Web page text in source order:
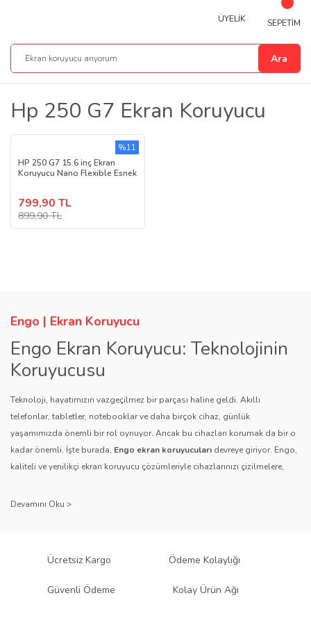
Ara
ÜYELİK SEPETİM
Hp 250 G7 Ekran Koruyucu
HP 250 G7 15.6 inç Ekran
Koruyucu Nano Flexible Esnek
799,90 TL
899,90 TL
%11
Engo | Ekran Koruyucu
Engo Ekran Koruyucu: Teknolojinin
Koruyucusu
Teknoloji, hayatımızın vazgeçilmez bir parçası haline geldi. Akıllı
telefonlar, tabletler, notebooklar ve daha birçok cihaz, günlük
yaşamımızda önemli bir rol oynuyor. Ancak bu cihazları korumak da bir o
kadar önemli. İşte burada, Engo ekran koruyucuları devreye giriyor. Engo,
kaliteli ve yenilikçi ekran koruyucu çözümleriyle cihazlarınızı çizilmelere,
sağlıyor.
Engo ekran koruyucuları
, uzun yıllara dayanan tecrübesi ve teknolojiye
ürününü titiz bir kalite kontrol sürecinden geçirir. Kullanıcı dostu tasarımı
Ücretsiz Kargo Ödeme Kolaylığı
Güvenli Ödeme Kolay Ürün Ağı